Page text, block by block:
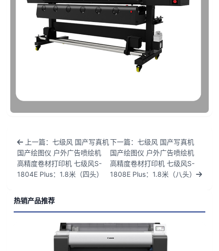
上一篇：七级风 国产写真机
国产绘图仪 户外广告喷绘机
高精度卷材打印机 七级风S-
1804E Plus：1.8米（四头）
下一篇：七级风 国产写真机
国产绘图仪 户外广告喷绘机
高精度卷材打印机 七级风S-
1808E Plus：1.8米（八头）
热销产品推荐